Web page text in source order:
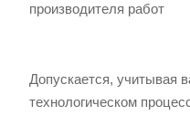
производителя работ
Допускается, учитывая
технологическом